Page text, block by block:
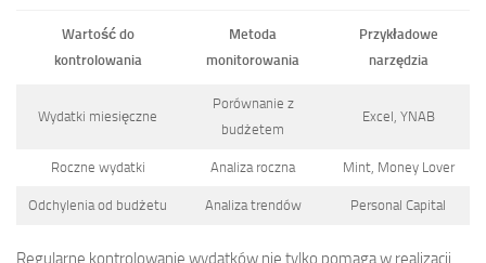
Wartość do
kontrolowania
Metoda
monitorowania
Przykładowe
narzędzia
Wydatki miesięczne
Porównanie z
budżetem
Excel, YNAB
Roczne wydatki Analiza roczna Mint, Money Lover
Odchylenia od budżetu Analiza trendów Personal Capital
Regularne kontrolowanie wydatków nie tylko pomaga w realizacji